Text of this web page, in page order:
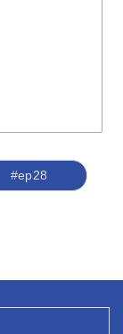
#ер28